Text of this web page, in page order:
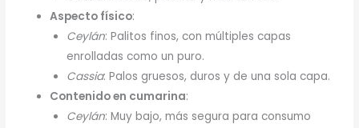
Aspecto físico:
Ceylán: Palitos finos, con múltiples capas
enrolladas como un puro.
Cassia: Palos gruesos, duros y de una sola capa.
Contenido en cumarina:
Ceylán: Muy bajo, más segura para consumo